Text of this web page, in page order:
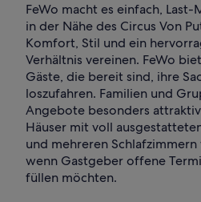
FeWo macht es einfach,
in der Nähe des Circus Von
Komfort, Stil und ein
Verhältnis vereinen. FeWo
Gäste, die bereit sind, ihre
loszufahren. Familien und
Angebote besonders
Häuser mit voll
und mehreren
wenn Gastgeber offene
füllen möchten.